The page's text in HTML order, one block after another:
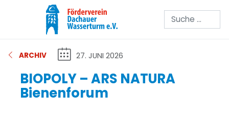
Suchen
ARCHIV 27. JUNI 2026
BIOPOLY – ARS NATURA
Bienenforum